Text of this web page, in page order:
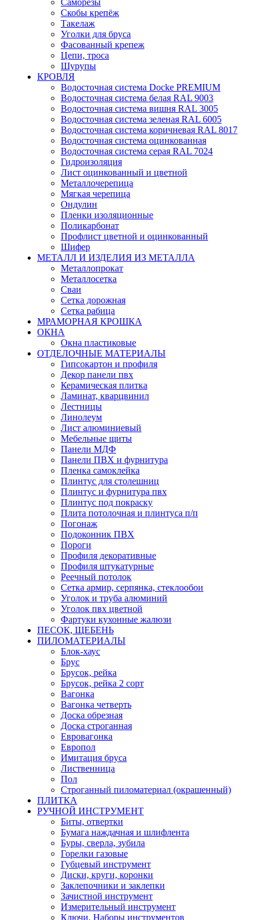
Саморезы
Скобы крепёж
Такелаж
Уголки для бруса
Фасованный крепеж
Цепи, троса
Шурупы
КРОВЛЯ
Водосточная система Docke PREMIUM
Водосточная система белая RAL 9003
Водосточная система вишня RAL 3005
Водосточная система зеленая RAL 6005
Водосточная система коричневая RAL 8017
Водосточная система оцинкованная
Водосточная система серая RAL 7024
Гидроизоляция
Лист оцинкованный и цветной
Металлочерепица
Мягкая черепица
Ондулин
Пленки изоляционные
Поликарбонат
Профлист цветной и оцинкованный
Шифер
МЕТАЛЛ И ИЗДЕЛИЯ ИЗ МЕТАЛЛА
Металлопрокат
Металлосетка
Сваи
Сетка дорожная
Сетка рабица
МРАМОРНАЯ КРОШКА
ОКНА
Окна пластиковые
ОТДЕЛОЧНЫЕ МАТЕРИАЛЫ
Гипсокартон и профиля
Декор панели пвх
Керамическая плитка
Ламинат, кварцвинил
Лестницы
Линолеум
Лист алюминиевый
Мебельные щиты
Панели МДФ
Панели ПВХ и фурнитура
Пленка самоклейка
Плинтус для столешниц
Плинтус и фурнитура пвх
Плинтус под покраску
Плита потолочная и плинтуса п/п
Погонаж
Подоконник ПВХ
Пороги
Профиля декоративные
Профиля штукатурные
Реечный потолок
Сетка армир, серпянка, стеклообои
Уголок и труба алюминий
Уголок пвх цветной
Фартуки кухонные жалюзи
ПЕСОК, ЩЕБЕНЬ
ПИЛОМАТЕРИАЛЫ
Блок-хаус
Брус
Брусок, рейка
Брусок, рейка 2 сорт
Вагонка
Вагонка четверть
Доска обрезная
Доска строганная
Евровагонка
Европол
Имитация бруса
Лиственница
Пол
Строганный пиломатериал (окрашенный)
ПЛИТКА
РУЧНОЙ ИНСТРУМЕНТ
Биты, отвертки
Бумага наждачная и шлифлента
Буры, сверла, зубила
Горелки газовые
Губцевый инструмент
Диски, круги, коронки
Заклепочники и заклепки
Зачистной инструмент
Измерительный инструмент
Ключи, Наборы инструментов